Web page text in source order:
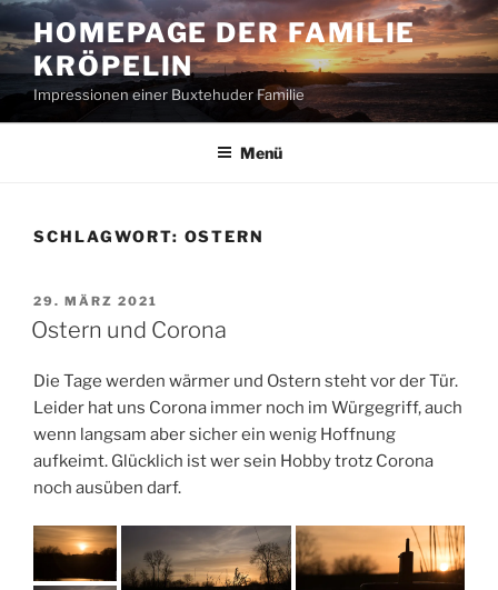
Zum
Inhalt
springen
HOMEPAGE DER FAMILIE
KRÖPELIN
Impressionen einer Buxtehuder Familie
Menü
SCHLAGWORT: OSTERN
VERÖFFENTLICHT
AM
29. MÄRZ 2021
Ostern und Corona
Die Tage werden wärmer und Ostern steht vor der Tür.
Leider hat uns Corona immer noch im Würgegriff, auch
wenn langsam aber sicher ein wenig Hoffnung
aufkeimt. Glücklich ist wer sein Hobby trotz Corona
noch ausüben darf.